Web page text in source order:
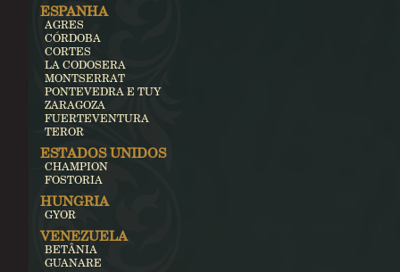
ESPANHA
AGRES
CÓRDOBA
CORTES
LA CODOSERA
MONTSERRAT
PONTEVEDRA E TUY
ZARAGOZA
FUERTEVENTURA
TEROR
ESTADOS UNIDOS
CHAMPION
FOSTORIA
HUNGRIA
GYOR
VENEZUELA
BETÂNIA
GUANARE